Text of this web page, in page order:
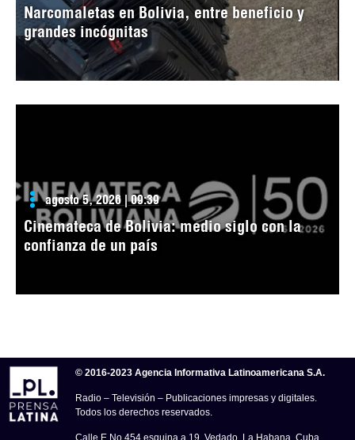
Narcomaletas en Bolivia, entre beneficio y
grandes incógnitas
agosto 5, 2026 | 09:39
Cinemateca de Bolivia: medio siglo con la
confianza de un país
© 2016-2023 Agencia Informativa Latinoamericana S.A.
Radio – Televisión – Publicaciones impresas y digitales.
Todos los derechos reservados.